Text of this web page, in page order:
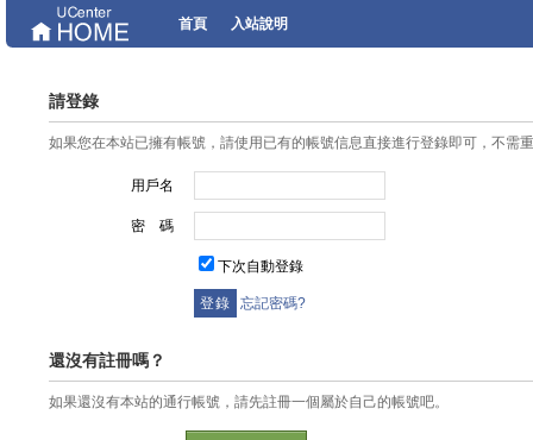
首頁 入站說明
請登錄
如果您在本站已擁有帳號，請使用已有的帳號信息直接進行登錄即可，不需
用戶名
密 碼
下次自動登錄
忘記密碼?
還沒有註冊嗎？
如果還沒有本站的通行帳號，請先註冊一個屬於自己的帳號吧。